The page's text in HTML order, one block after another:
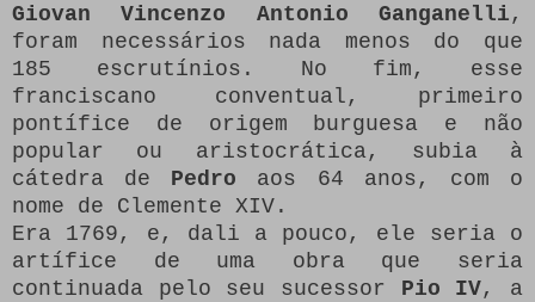
Giovan Vincenzo Antonio Ganganelli ,
foram necessários nada menos do que
185 escrutínios. No fim, esse
franciscano conventual, primeiro
pontífice de origem burguesa e não
popular ou aristocrática, subia à
cátedra de Pedro aos 64 anos, com o
nome de Clemente XIV.
Era 1769, e, dali a pouco, ele seria o
artífice de uma obra que seria
continuada pelo seu sucessor Pio IV, a